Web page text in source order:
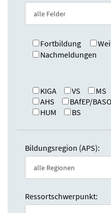
Fortbildung
Nachmeldungen
KIGA
VS MS
AHS
BAfEP/
HUM
BS
Bildungsregion (APS):
Ressortschwerpunkt: